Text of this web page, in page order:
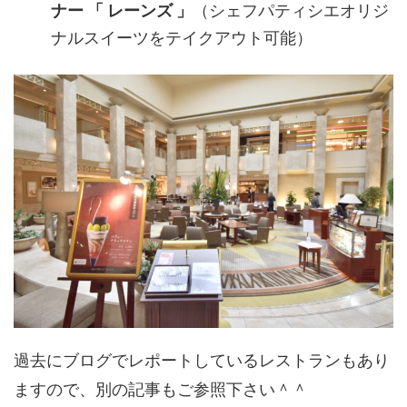
ナー 「 レーンズ 」
（シェフパティシエオリジ
ナルスイーツをテイクアウト可能）
過去にブログでレポートしているレストランもあり
ますので、別の記事もご参照下さい＾＾